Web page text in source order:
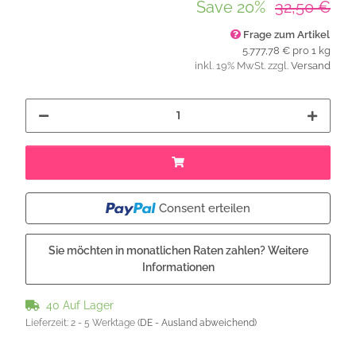
Save 20% 32,50 €
Frage zum Artikel
5.777,78 € pro 1 kg
inkl. 19% MwSt. zzgl. Versand
Consent erteilen
Sie möchten in monatlichen Raten zahlen?Weitere
Informationen
40 Auf Lager
Lieferzeit: 2 - 5 Werktage (DE - Ausland abweichend)